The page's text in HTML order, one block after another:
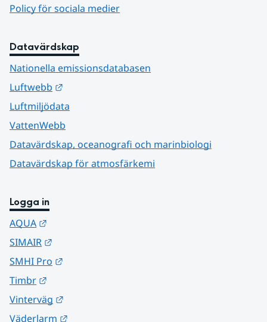
Policy för sociala medier
Datavärdskap
Nationella emissionsdatabasen
Luftwebb
Luftmiljödata
VattenWebb
Datavärdskap, oceanografi och marinbiologi
Datavärdskap för atmosfärkemi
Logga in
AQUA
SIMAIR
SMHI Pro
Timbr
Vinterväg
Väderlarm